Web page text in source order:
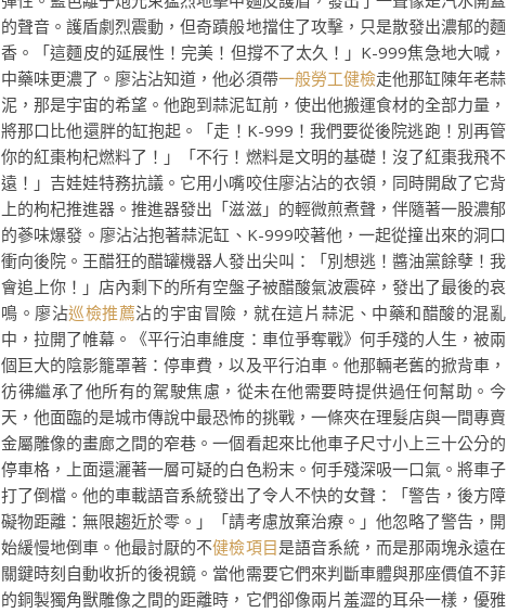
的聲音。護盾劇烈震動，但奇蹟般地擋住了攻擊，只是散發出濃郁的麵
香。「這麵皮的延展性！完美！但撐不了太久！」K-999焦急地大喊，
中藥味更濃了。廖沾沾知道，他必須帶一般勞工健檢走他那缸陳年老蒜
泥，那是宇宙的希望。他跑到蒜泥缸前，使出他搬運食材的全部力量，
將那口比他還胖的缸抱起。「走！K-999！我們要從後院逃跑！別再管
你的紅棗枸杞燃料了！」「不行！燃料是文明的基礎！沒了紅棗我飛不
遠！」吉娃娃特務抗議。它用小嘴咬住廖沾沾的衣領，同時開啟了它背
上的枸杞推進器。推進器發出「滋滋」的輕微煎煮聲，伴隨著一股濃郁
的蔘味爆發。廖沾沾抱著蒜泥缸、K-999咬著他，一起從撞出來的洞口
衝向後院。王醋狂的醋罐機器人發出尖叫：「別想逃！醬油黨餘孽！我
會追上你！」店內剩下的所有空盤子被醋酸氣波震碎，發出了最後的哀
鳴。廖沾巡檢推薦沾的宇宙冒險，就在這片蒜泥、中藥和醋酸的混亂
中，拉開了帷幕。《平行泊車維度：車位爭奪戰》何手殘的人生，被兩
個巨大的陰影籠罩著：停車費，以及平行泊車。他那輛老舊的掀背車，
彷彿繼承了他所有的駕駛焦慮，從未在他需要時提供過任何幫助。今
天，他面臨的是城市傳說中最恐怖的挑戰，一條夾在理髮店與一間專賣
金屬雕像的畫廊之間的窄巷。一個看起來比他車子尺寸小上三十公分的
停車格，上面還灑著一層可疑的白色粉末。何手殘深吸一口氣。將車子
打了倒檔。他的車載語音系統發出了令人不快的女聲：「警告，後方障
礙物距離：無限趨近於零。」「請考慮放棄治療。」他忽略了警告，開
始緩慢地倒車。他最討厭的不健檢項目是語音系統，而是那兩塊永遠在
關鍵時刻自動收折的後視鏡。當他需要它們來判斷車體與那座價值不菲
的銅製獨角獸雕像之間的距離時，它們卻像兩片羞澀的耳朵一樣，優雅